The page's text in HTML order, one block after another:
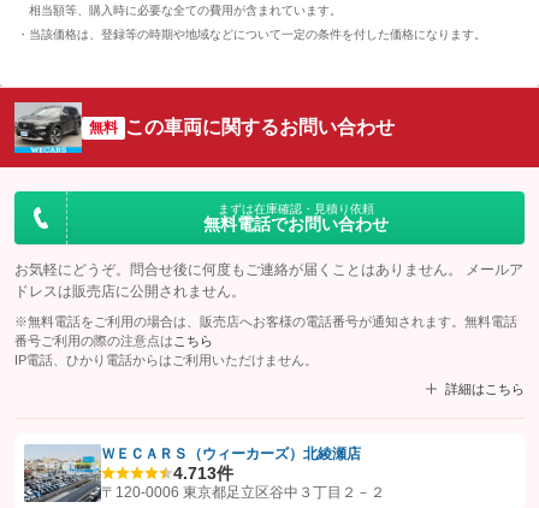
相当額等、購入時に必要な全ての費用が含まれています。
当該価格は、登録等の時期や地域などについて一定の条件を付した価格になります。
無料 この車両に関するお問い合わせ
まずは在庫確認・見積り依頼
無料電話でお問い合わせ
お気軽にどうぞ。問合せ後に何度もご連絡が届くことはありません。 メールア
ドレスは販売店に公開されません。
※無料電話をご利用の場合は、販売店へお客様の電話番号が通知されます。無料電話
番号ご利用の際の注意点は こちら
IP電話、ひかり電話からはご利用いただけません。
詳細はこちら
【STEP1】認証画面でグーネットを友だち追加してから「許可する」ボタンを押
ＷＥＣＡＲＳ（ウィーカーズ）北綾瀬店
4.713件
〒120-0006 東京都足立区谷中３丁目２－２